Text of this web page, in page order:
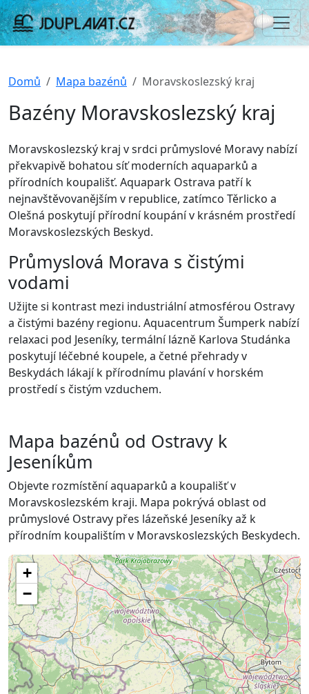
Domů Mapa bazénů Moravskoslezský kraj
Bazény Moravskoslezský kraj
Moravskoslezský kraj v srdci průmyslové Moravy nabízí
překvapivě bohatou síť moderních aquaparků a
přírodních koupališť. Aquapark Ostrava patří k
nejnavštěvovanějším v republice, zatímco Těrlicko a
Olešná poskytují přírodní koupání v krásném prostředí
Moravskoslezských Beskyd.
Průmyslová Morava s čistými
vodami
Užijte si kontrast mezi industriální atmosférou Ostravy
a čistými bazény regionu. Aquacentrum Šumperk nabízí
relaxaci pod Jeseníky, termální lázně Karlova Studánka
poskytují léčebné koupele, a četné přehrady v
Beskydách lákají k přírodnímu plavání v horském
prostředí s čistým vzduchem.
Mapa bazénů od Ostravy k
Jeseníkům
Objevte rozmístění aquaparků a koupališť v
Moravskoslezském kraji. Mapa pokrývá oblast od
průmyslové Ostravy přes lázeňské Jeseníky až k
přírodním koupalištím v Moravskoslezských Beskydech.
+
−